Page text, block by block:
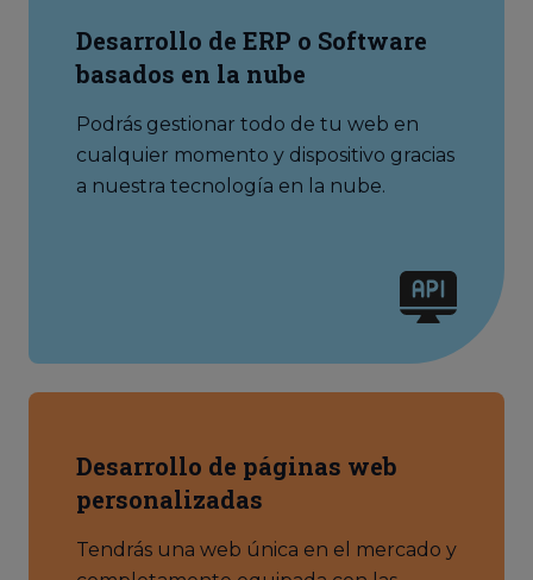
Desarrollo de ERP o Software
basados en la nube
Podrás gestionar todo de tu web en
cualquier momento y dispositivo gracias
a nuestra tecnología en la nube.
Desarrollo de páginas web
personalizadas
Tendrás una web única en el mercado y